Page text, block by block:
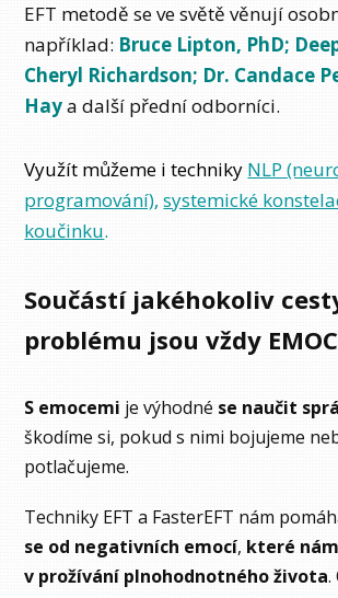
EFT metodě se ve světě věnují
například: Bruce Lipton, PhD;
Cheryl Richardson; Dr. Candace
Haya další přední odborníci.
Využít můžeme i techniky NLP
programování),systemické
koučinku.
Součástí jakéhokoliv
problému jsou vždy
S emocemi je výhodné se naučit
škodíme si, pokud s nimi bojujeme
potlačujeme.
Techniky EFT a FasterEFT nám
se od negativních emocí, které
v prožívání plnohodnotného života.